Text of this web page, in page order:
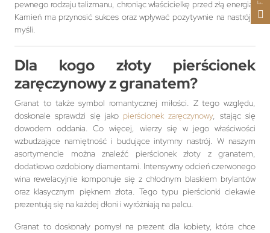
pewnego rodzaju talizmanu, chroniąc właścicielkę przed złą energią.
Kamień ma przynosić sukces oraz wpływać pozytywnie na nastrój i
myśli.
Dla kogo złoty pierścionek
zaręczynowy z granatem?
Granat to także symbol romantycznej miłości. Z tego względu,
doskonale sprawdzi się jako pierścionek zaręczynowy, stając się
dowodem oddania. Co więcej, wierzy się w jego właściwości
wzbudzające namiętność i budujące intymny nastrój. W naszym
asortymencie można znaleźć pierścionek złoty z granatem,
dodatkowo ozdobiony diamentami. Intensywny odcień czerwonego
wina rewelacyjnie komponuje się z chłodnym blaskiem brylantów
oraz klasycznym pięknem złota. Tego typu pierścionki ciekawie
prezentują się na każdej dłoni i wyróżniają na palcu.
Granat to doskonały pomysł na prezent dla kobiety, która chce